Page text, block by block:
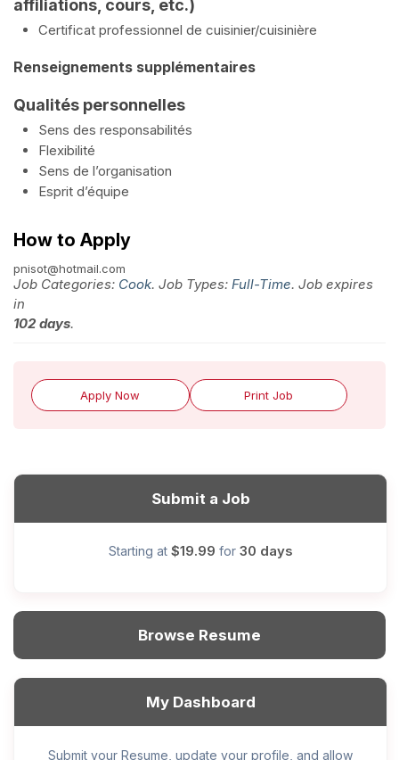
affiliations, cours, etc.)
Certificat professionnel de cuisinier/cuisinière
Renseignements supplémentaires
Qualités personnelles
Sens des responsabilités
Flexibilité
Sens de l’organisation
Esprit d’équipe
How to Apply
pnisot@hotmail.com
Job Categories: Cook. Job Types: Full-Time. Job expires
in
102 days.
Apply Now Print Job
Submit a Job
Starting at $19.99 for 30 days
Browse Resume
My Dashboard
Submit your Resume, update your profile, and allow